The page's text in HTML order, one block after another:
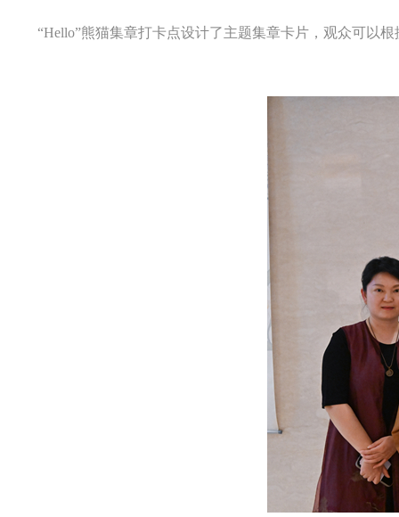
“Hello”熊猫集章打卡点设计了主题集章卡片，观众可以根